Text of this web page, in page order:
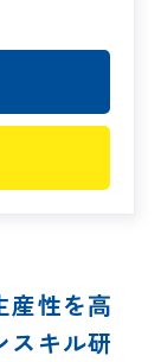
産性を高
スキル研